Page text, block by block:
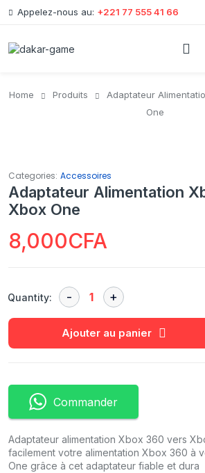
Appelez-nous au: +221 77 555 41 66
Home Produits
Adaptateur
One
Categories: Accessoires
Adaptateur Alimentation
Xbox One
8,000CFA
Quantity:
Ajouter au panier
Commander
Adaptateur alimentation Xbox 360 vers
facilement votre alimentation Xbox 360 à
One grâce à cet adaptateur fiable et dura